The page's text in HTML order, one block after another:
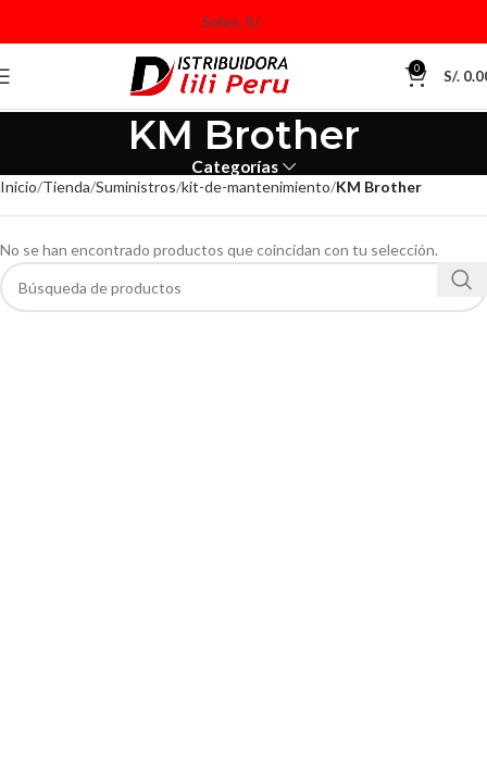
0 S/.
KM Brother
Categorías
Inicio Tienda Suministros kit-de-mantenimiento KM Brother
No se han encontrado productos que coincidan con tu selección.